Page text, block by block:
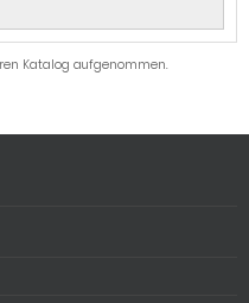
Katalog aufgenommen.